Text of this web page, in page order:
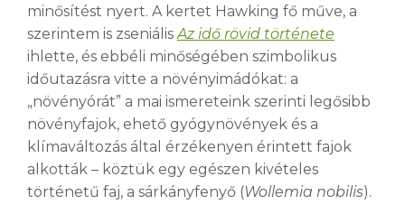
minősítést nyert. A kertet Hawking fő műve, a
szerintem is zseniális Az idő rövid története
ihlette, és ebbéli minőségében szimbolikus
időutazásra vitte a növényimádókat: a
„növényórát” a mai ismereteink szerinti legősibb
növényfajok, ehető gyógynövények és a
klímaváltozás által érzékenyen érintett fajok
alkották – köztük egy egészen kivételes
történetű faj, a sárkányfenyő (Wollemia nobilis).